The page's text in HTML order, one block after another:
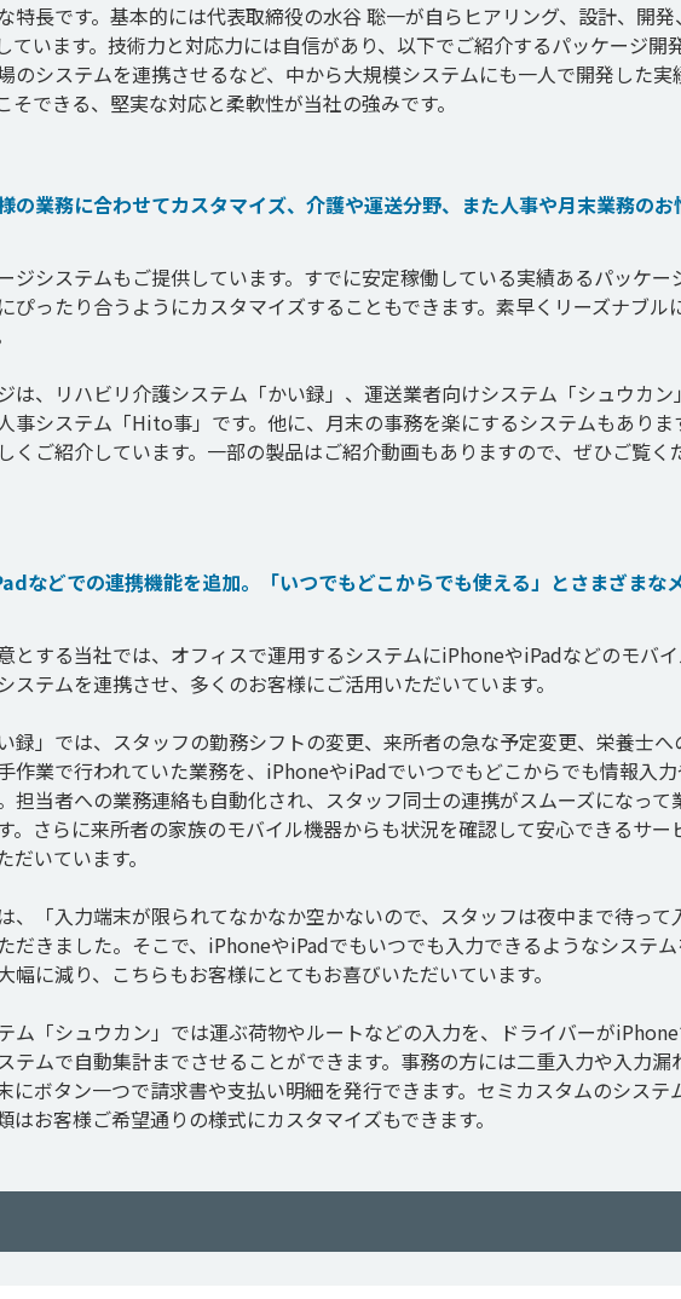
特長です。基本的には代表取締役の水谷 聡一が自らヒアリング、設計、開発
ています。技術力と対応力には自信があり、以下でご紹介するパッケージ開
のシステムを連携させるなど、中から大規模システムにも一人で開発した実
そできる、堅実な対応と柔軟性が当社の強みです。
の業務に合わせてカスタマイズ、介護や運送分野、また人事や月末業務のお
ジシステムもご提供しています。すでに安定稼働している実績あるパッケー
ぴったり合うようにカスタマイズすることもできます。素早くリーズナブル
は、リハビリ介護システム「かい録」、運送業者向けシステム「シュウカン
事システム「Hito事」です。他に、月末の事務を楽にするシステムもありま
くご紹介しています。一部の製品はご紹介動画もありますので、ぜひご覧く
などでの連携機能を追加。「いつでもどこからでも使える」とさまざまな
とする当社では、オフィスで運用するシステムにiPhoneやiPadなどのモバ
ステムを連携させ、多くのお客様にご活用いただいています。
録」では、スタッフの勤務シフトの変更、来所者の急な予定変更、栄養士へ
作業で行われていた業務を、iPhoneやiPadでいつでもどこからでも情報入
担当者への業務連絡も自動化され、スタッフ同士の連携がスムーズになって
。さらに来所者の家族のモバイル機器からも状況を確認して安心できるサー
いています。
、「入力端末が限られてなかなか空かないので、スタッフは夜中まで待って
だきました。そこで、iPhoneやiPadでもいつでも入力できるようなシステ
に減り、こちらもお客様にとてもお喜びいただいています。
ム「シュウカン」では運ぶ荷物やルートなどの入力を、ドライバーが
テムで自動集計までさせることができます。事務の方には二重入力や入力漏
にボタン一つで請求書や支払い明細を発行できます。セミカスタムのシステ
お客様ご希望通りの様式にカスタマイズもできます。